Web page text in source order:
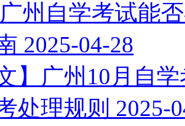
州自学考试能
2025-04-28
文】广州10月自
处理规则 2025-